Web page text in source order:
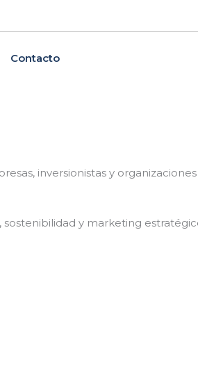
Contacto
inversionistas y
y marketing